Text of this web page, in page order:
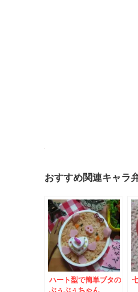
おすすめ関連キャラ
ハート型で簡単ブタの
ぶぅぶぅちゃん